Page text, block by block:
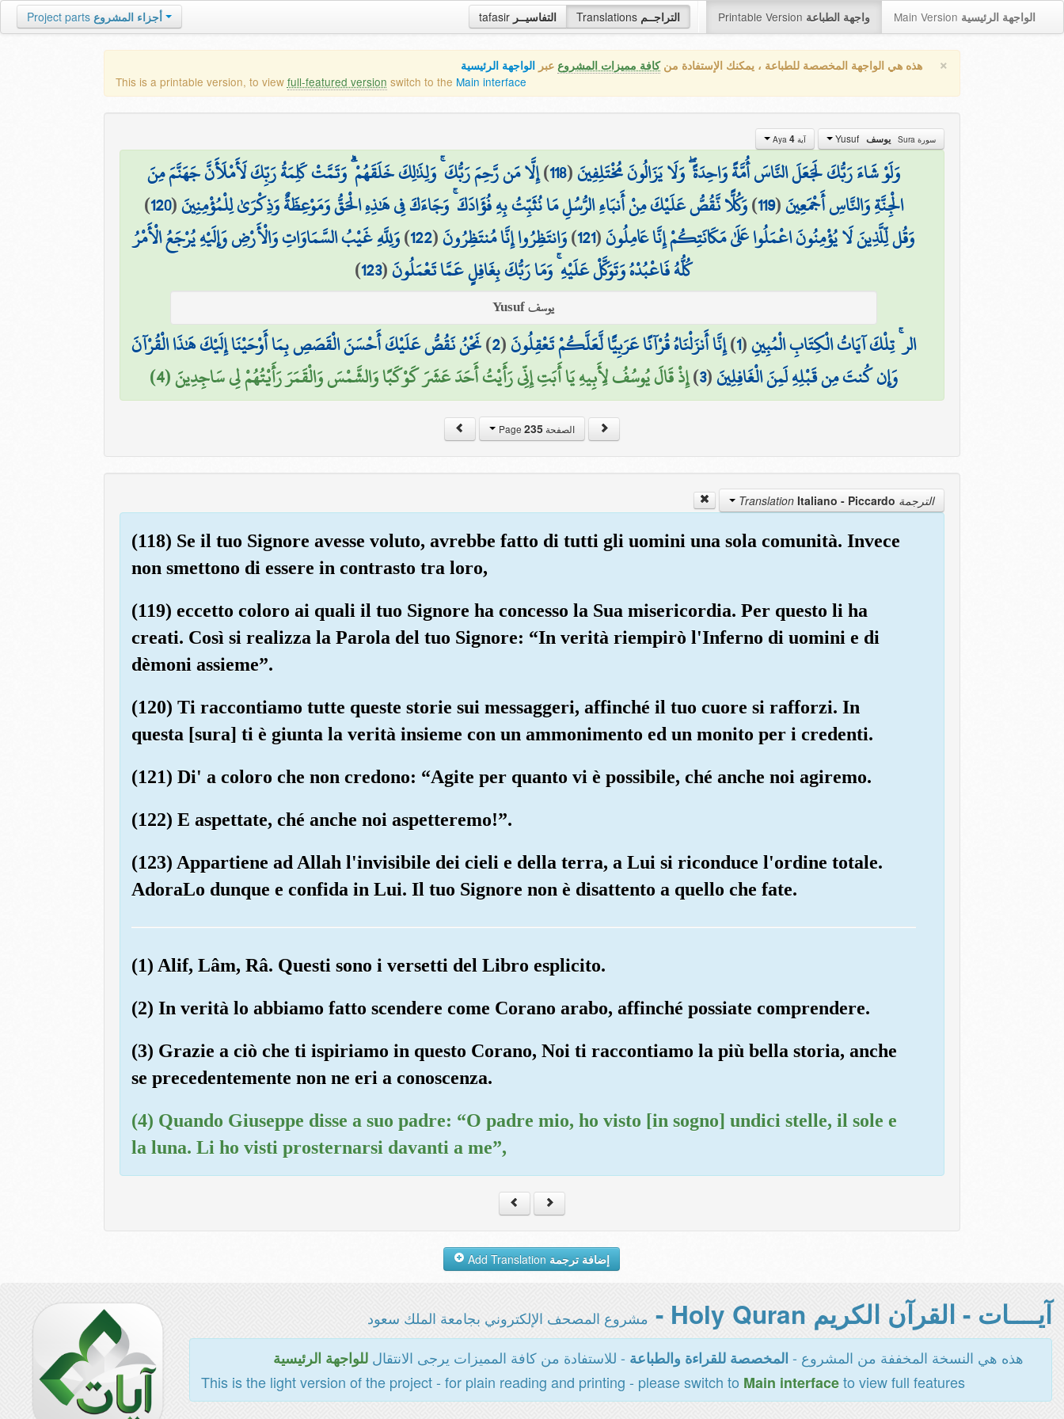
tafasir التفاسيــر Translations التراجــم Printable Version واجهة الطباعة Main Version الواجهة الرئيسية Project parts أجزاء المشروع
× هذه هي الواجهة المخصصة للطباعة ، يمكنك الإستفادة منكافة مميزات المشروع عبر الواجهة الرئيسية
This is a printable version, to view full-featured version switch to the Main interface
سورة Sura يوسف آية Aya 4
وَلَوْ شَاءَ رَبُّكَ لَجَعَلَ النَّاسَ أُمَّةً وَاحِدَةً ۖ وَلَا يَزَالُونَ مُخْتَلِفِينَ(
118
)إِلَّا مَن رَّحِمَ رَبُّكَ ۚ وَلِذَٰلِكَ خَلَقَهُمْ ۗ وَتَمَّتْ كَلِمَةُ رَبِّكَ لَأَمْلَأَنَّ جَهَنَّمَ مِنَ
الْجِنَّةِ وَالنَّاسِ أَجْمَعِينَ(
119
)وَكُلًّا نَّقُصُّ عَلَيْكَ مِنْ أَنبَاءِ الرُّسُلِ مَا نُثَبِّتُ بِهِ فُؤَادَكَ ۚ وَجَاءَكَ فِي هَٰذِهِ الْحَقُّ وَمَوْعِظَةٌ وَذِكْرَىٰ لِلْمُؤْمِنِينَ(
120
)
وَقُل لِّلَّذِينَ لَا يُؤْمِنُونَ اعْمَلُوا عَلَىٰ مَكَانَتِكُمْ إِنَّا عَامِلُونَ(
121
)وَانتَظِرُوا إِنَّا مُنتَظِرُونَ(
122
)وَلِلَّهِ غَيْبُ السَّمَاوَاتِ وَالْأَرْضِ وَإِلَيْهِ يُرْجَعُ الْأَمْرُ
كُلُّهُ فَاعْبُدْهُ وَتَوَكَّلْ عَلَيْهِ ۚ وَمَا رَبُّكَ بِغَافِلٍ عَمَّا تَعْمَلُونَ(
123
)
يوسف Yusuf
الر ۚ تِلْكَ آيَاتُ الْكِتَابِ الْمُبِينِ(
1
)إِنَّا أَنزَلْنَاهُ قُرْآنًا عَرَبِيًّا لَّعَلَّكُمْ تَعْقِلُونَ(
2
)نَحْنُ نَقُصُّ عَلَيْكَ أَحْسَنَ الْقَصَصِ بِمَا أَوْحَيْنَا إِلَيْكَ هَٰذَا الْقُرْآنَ
وَإِن كُنتَ مِن قَبْلِهِ لَمِنَ الْغَافِلِينَ(
3
)إِذْ قَالَ يُوسُفُ لِأَبِيهِ يَا أَبَتِ إِنِّي رَأَيْتُ أَحَدَ عَشَرَ كَوْكَبًا وَالشَّمْسَ وَالْقَمَرَ رَأَيْتُهُمْ لِي سَاجِدِينَ (4)
الصفحة Page235
الترجمة Translation Italiano - Piccardo
(118) Se il tuo Signore avesse voluto, avrebbe fatto di tutti gli uomini una sola comunità. Invece
non smettono di essere in contrasto tra loro,
(119) eccetto coloro ai quali il tuo Signore ha concesso la Sua misericordia. Per questo li ha
creati. Così si realizza la Parola del tuo Signore: “In verità riempirò l'Inferno di uomini e di
dèmoni assieme”.
(120) Ti raccontiamo tutte queste storie sui messaggeri, affinché il tuo cuore si rafforzi. In
questa [sura] ti è giunta la verità insieme con un ammonimento ed un monito per i credenti.
(121) Di' a coloro che non credono: “Agite per quanto vi è possibile, ché anche noi agiremo.
(122) E aspettate, ché anche noi aspetteremo!”.
(123) Appartiene ad Allah l'invisibile dei cieli e della terra, a Lui si riconduce l'ordine totale.
AdoraLo dunque e confida in Lui. Il tuo Signore non è disattento a quello che fate.
(1) Alif, Lâm, Râ. Questi sono i versetti del Libro esplicito.
(2) In verità lo abbiamo fatto scendere come Corano arabo, affinché possiate comprendere.
(3) Grazie a ciò che ti ispiriamo in questo Corano, Noi ti raccontiamo la più bella storia, anche
se precedentemente non ne eri a conoscenza.
(4) Quando Giuseppe disse a suo padre: “O padre mio, ho visto [in sogno] undici stelle, il sole e
la luna. Li ho visti prosternarsi davanti a me”,
إضافة ترجمة
آيــــات - القرآن الكريم Holy Quran - مشروع المصحف الإلكتروني بجامعة الملك سعود
هذه هي النسخة المخففة من المشروع - المخصصة للقراءة والطباعة - للاستفادة من كافة المميزات يرجى الانتقالللواجهة الرئيسية
This is the light version of the project - for plain reading and printing - please switch to Main interfaceto view full features